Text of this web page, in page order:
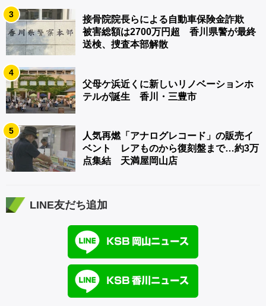
3
接骨院院長らによる自動車保険金詐欺
被害総額は2700万円超 香川県警が最終
送検、捜査本部解散
4
父母ケ浜近くに新しいリノベーションホ
テルが誕生 香川・三豊市
5
人気再燃「アナログレコード」の販売イ
ベント レアものから復刻盤まで…約3万
点集結 天満屋岡山店
LINE友だち追加